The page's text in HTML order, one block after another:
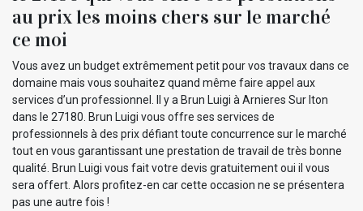
au prix les moins chers sur le marché
ce moi
Vous avez un budget extrêmement petit pour vos travaux dans ce
domaine mais vous souhaitez quand même faire appel aux
services d’un professionnel. Il y a Brun Luigi à Arnieres Sur Iton
dans le 27180. Brun Luigi vous offre ses services de
professionnels à des prix défiant toute concurrence sur le marché
tout en vous garantissant une prestation de travail de très bonne
qualité. Brun Luigi vous fait votre devis gratuitement oui il vous
sera offert. Alors profitez-en car cette occasion ne se présentera
pas une autre fois !